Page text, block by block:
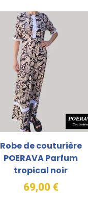
Robe de couturière
POERAVA Parfum
tropical noir
69,00 €